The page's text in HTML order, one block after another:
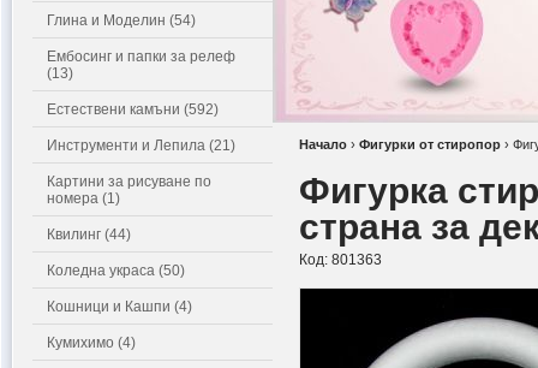
Глина и Моделин (54)
Ембосинг и папки за релеф
(13)
Естествени камъни (592)
Инструменти и Лепила (21)
Картини за рисуване по
номера (1)
Квилинг (44)
Коледна украса (50)
Кошници и Кашпи (4)
Кумихимо (4)
Начало › Фигурки от стиропор ›
Фигурка
страна за
Код: 801363